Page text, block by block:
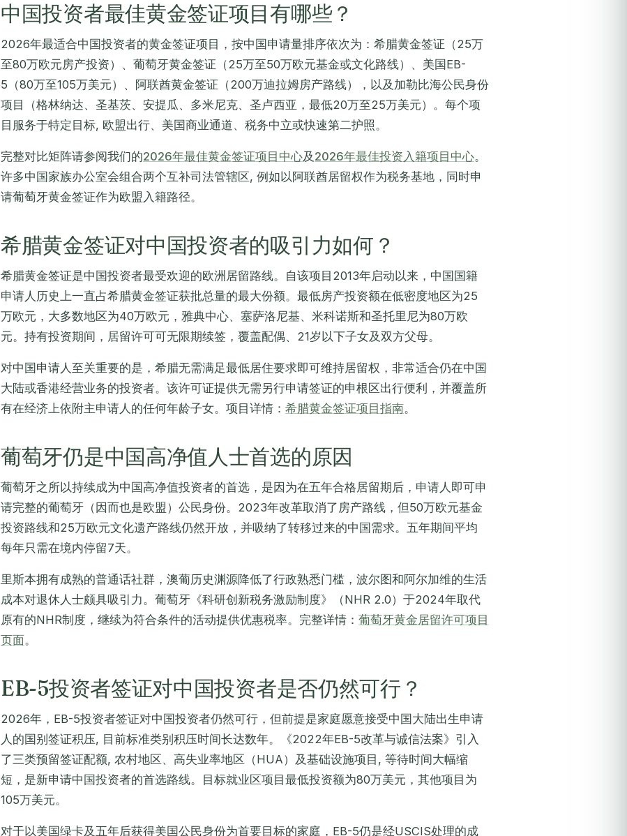
中国投资者最佳黄金签证项目有哪些？
2026年最适合中国投资者的黄金签证项目，按中国申请量排序依次为：希腊黄金签证（25万
至80万欧元房产投资）、葡萄牙黄金签证（25万至50万欧元基金或文化路线）、美国EB-
5（80万至105万美元）、阿联酋黄金签证（200万迪拉姆房产路线），以及加勒比海公民身份
项目（格林纳达、圣基茨、安提瓜、多米尼克、圣卢西亚，最低20万至25万美元）。每个项
目服务于特定目标, 欧盟出行、美国商业通道、税务中立或快速第二护照。
完整对比矩阵请参阅我们的2026年最佳黄金签证项目中心及 2026年最佳投资入籍项目中心。
许多中国家族办公室会组合两个互补司法管辖区, 例如以阿联酋居留权作为税务基地，同时申
请葡萄牙黄金签证作为欧盟入籍路径。
希腊黄金签证对中国投资者的吸引力如何？
希腊黄金签证是中国投资者最受欢迎的欧洲居留路线。自该项目2013年启动以来，中国国籍
申请人历史上一直占希腊黄金签证获批总量的最大份额。最低房产投资额在低密度地区为25
万欧元，大多数地区为40万欧元，雅典中心、塞萨洛尼基、米科诺斯和圣托里尼为80万欧
元。持有投资期间，居留许可可无限期续签，覆盖配偶、21岁以下子女及双方父母。
对中国申请人至关重要的是，希腊无需满足最低居住要求即可维持居留权，非常适合仍在中国
大陆或香港经营业务的投资者。该许可证提供无需另行申请签证的申根区出行便利，并覆盖所
有在经济上依附主申请人的任何年龄子女。项目详情： 希腊黄金签证项目指南。
葡萄牙仍是中国高净值人士首选的原因
葡萄牙之所以持续成为中国高净值投资者的首选，是因为在五年合格居留期后，申请人即可申
请完整的葡萄牙（因而也是欧盟）公民身份。2023年改革取消了房产路线，但50万欧元基金
投资路线和25万欧元文化遗产路线仍然开放，并吸纳了转移过来的中国需求。五年期间平均
每年只需在境内停留7天。
里斯本拥有成熟的普通话社群，澳葡历史渊源降低了行政熟悉门槛，波尔图和阿尔加维的生活
成本对退休人士颇具吸引力。葡萄牙《科研创新税务激励制度》（NHR 2.0）于2024年取代
原有的NHR制度，继续为符合条件的活动提供优惠税率。完整详情： 葡萄牙黄金居留许可项目
页面。
EB-5投资者签证对中国投资者是否仍然可行？
2026年，EB-5投资者签证对中国投资者仍然可行，但前提是家庭愿意接受中国大陆出生申请
人的国别签证积压, 目前标准类别积压时间长达数年。《2022年EB-5改革与诚信法案》引入
了三类预留签证配额, 农村地区、高失业率地区（HUA）及基础设施项目, 等待时间大幅缩
短，是新申请中国投资者的首选路线。目标就业区项目最低投资额为80万美元，其他项目为
105万美元。
对于以美国绿卡及五年后获得美国公民身份为首要目标的家庭，EB-5仍是经USCIS处理的成